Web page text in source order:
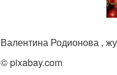
Валентина Родионова ,
© pixabay.com